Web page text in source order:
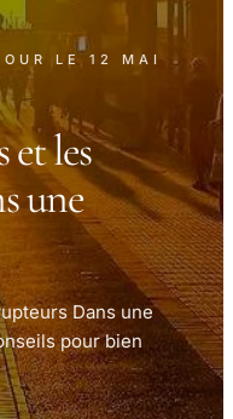
LE 12 MAI
et les
une
Dans une
pour bien